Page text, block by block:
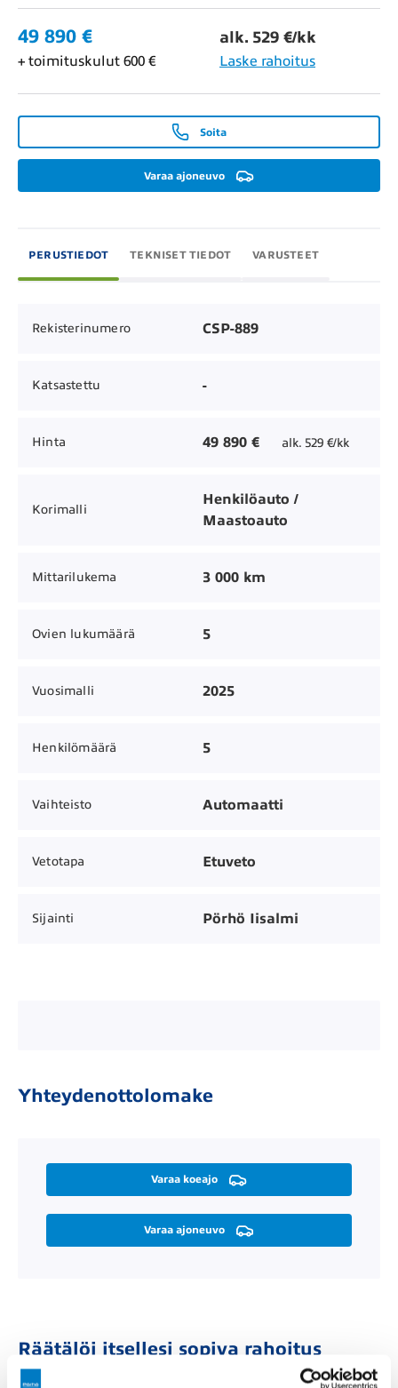
49 890 € alk. 529 €/kk
+ toimituskulut 600 € Laske rahoitus
Soita
Varaa ajoneuvo
PERUSTIEDOT TEKNISET TIEDOT VARUSTEET
Rekisterinumero CSP-889
Katsastettu -
Hinta 49 890 € alk. 529 €/kk
Korimalli
Henkilöauto /
Maastoauto
Mittarilukema 3 000 km
Ovien lukumäärä 5
Vuosimalli 2025
Henkilömäärä 5
Vaihteisto Automaatti
Vetotapa Etuveto
Sijainti Pörhö Iisalmi
Yhteydenottolomake
Varaa koeajo
Varaa ajoneuvo
Räätälöi itsellesi sopiva rahoitus